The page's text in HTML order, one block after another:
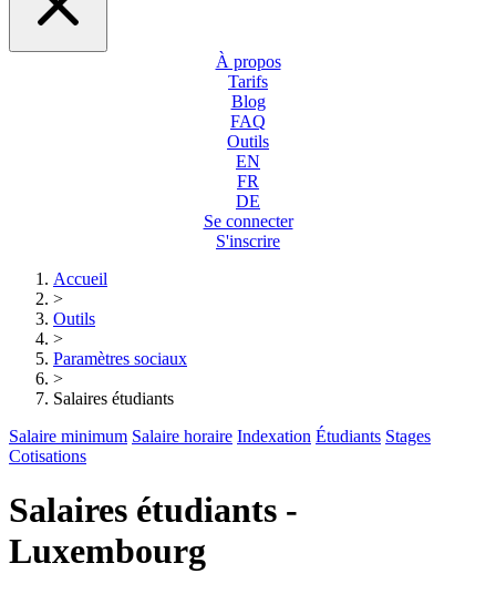
À propos
Tarifs
Blog
FAQ
Outils
EN
FR
DE
Se connecter
S'inscrire
Accueil
>
Outils
>
Paramètres sociaux
>
Salaires étudiants
Salaire minimum Salaire horaire Indexation Étudiants Stages
Cotisations
Salaires étudiants -
Luxembourg